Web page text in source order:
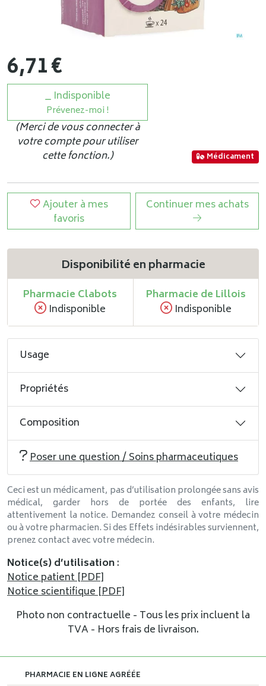
6,71€
Indisponible
Prévenez-moi !
(Merci de vous connecter à
votre compte pour utiliser
cette fonction.)
Médicament
Ajouter à mes
favoris
Continuer mes achats
Disponibilité en pharmacie
Pharmacie Clabots
Indisponible
Pharmacie de Lillois
Indisponible
Usage
Propriétés
Composition
Poser une question / Soins pharmaceutiques
Ceci est un médicament, pas d’utilisation prolongée sans avis
médical, garder hors de portée des enfants, lire
attentivement la notice. Demandez conseil à votre médecin
ou à votre pharmacien. Si des Effets indésirables surviennent,
prenez contact avec votre médecin.
Notice(s) d’utilisation:
Notice patient [PDF]
Notice scientifique [PDF]
Photo non contractuelle - Tous les prix incluent la
TVA - Hors frais de livraison.
PHARMACIE EN LIGNE AGRÉÉE